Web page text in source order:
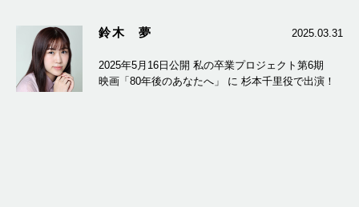
鈴木 夢 2025.03.31
2025年5月16日公開 私の卒業プロジェクト第6期
映画「80年後のあなたへ」 に 杉本千里役で出演！